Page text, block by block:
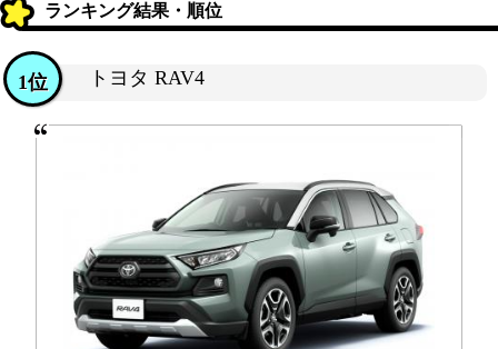
ランキング結果・順位
トヨタ RAV4
1位